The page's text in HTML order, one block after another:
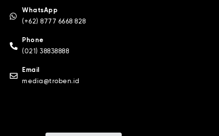
WhatsApp
(+62) 8777 6668 828
Phone
(021) 38838888
Email
media@troben.id